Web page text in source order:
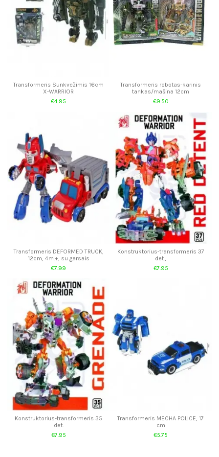
Transformeris Sunkvežimis 16cm
X-WARRIOR
€4.95
Transformeris robotas-karinis
tankas/mašina 12cm
€9.50
Transformeris DEFORMED TRUCK,
12cm, 4m.+, su garsais
€7.99
Konstruktorius-transformeris 37
det.,
€7.95
Konstruktorius-transformeris 35
det.
€7.95
Transformeris MECHA POLICE, 17
cm
€5.75